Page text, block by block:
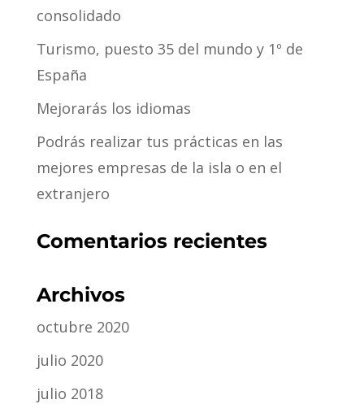
consolidado
Turismo, puesto 35 del mundo y 1º de
España
Mejorarás los idiomas
Podrás realizar tus prácticas en las
mejores empresas de la isla o en el
extranjero
Comentarios recientes
Archivos
octubre 2020
julio 2020
julio 2018